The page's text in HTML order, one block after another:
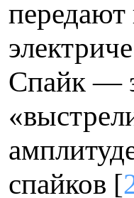
передают
Спайк —
спайков [